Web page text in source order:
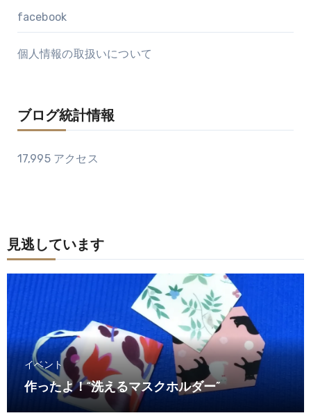
facebook
個人情報の取扱いについて
ブログ統計情報
17,995 アクセス
見逃しています
イベント
作ったよ！“洗えるマスクホルダー”